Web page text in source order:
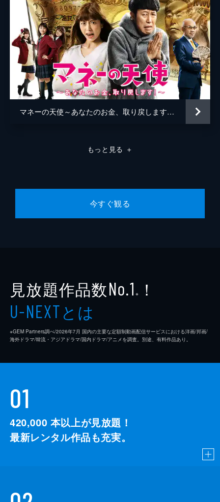
マネーの天使～あなたのお金、取り戻します！～
もっと見る ＋
今すぐ観る
見放題作品数No.1 ※ ！
U-NEXTとは
※GEM Partners調べ/2026年7⽉ 国内の主要な定額制動画配信サービスにおける洋画/邦画/
海外ドラマ/韓流・アジアドラマ/国内ドラマ/アニメを調査。別途、有料作品あり。
01
420,000 本以上が見放題！
最新レンタル作品も充実。